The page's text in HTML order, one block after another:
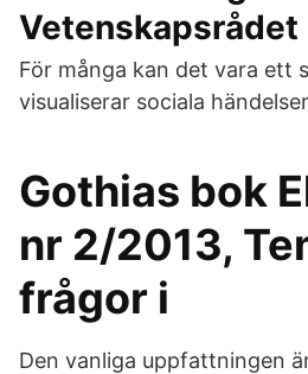
Vetenskapsrådet
För många kan det vara ett
visualiserar sociala
Gothias bok
nr 2/2013,
frågor i
Den vanliga uppfattningen